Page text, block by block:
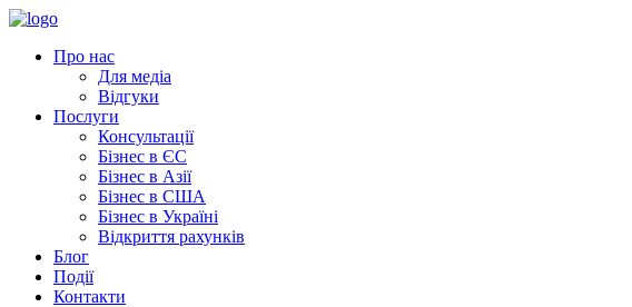
Про нас
Для медіа
Відгуки
Послуги
Консультації
Бізнес в ЄС
Бізнес в Азії
Бізнес в США
Бізнес в Україні
Відкриття рахунків
Блог
Події
Контакти